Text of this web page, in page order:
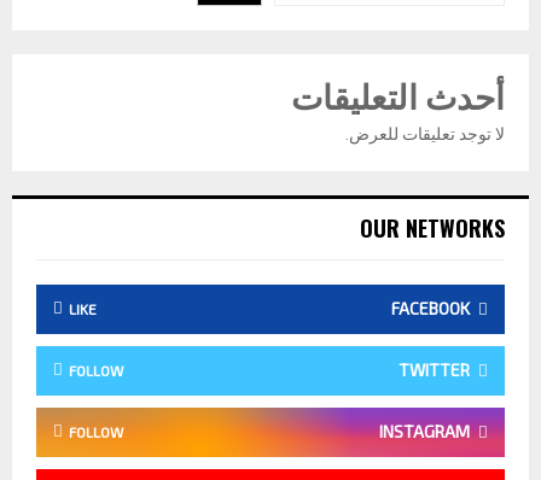
أحدث التعليقات
لا توجد تعليقات للعرض.
OUR NETWORKS
FACEBOOK
LIKE
TWITTER
FOLLOW
INSTAGRAM
FOLLOW